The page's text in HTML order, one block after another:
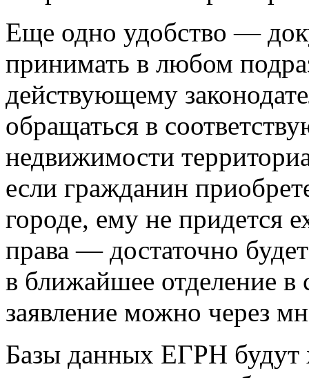
Еще одно удобство —
принимать в любом
действующему
обращаться в
недвижимости
если гражданин
городе, ему не придется
права — достаточно
в ближайшее отделение в
заявление можно через
Базы данных ЕГРН будут